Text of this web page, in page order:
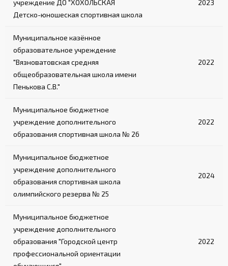
учреждение ДО "ХОХОЛЬСКАЯ
Детско-юношеская спортивная школа
2023
Муниципальное казённое
образовательное учреждение
"Вязноватовская средняя
общеобразовательная школа имени
Пенькова С.В."
2022
Муниципальное бюджетное
учреждение дополнительного
образования спортивная школа № 26
2022
Муниципальное бюджетное
учреждение дополнительного
образования спортивная школа
олимпийского резерва № 25
2024
Муниципальное бюджетное
учреждение дополнительного
образования "Городской центр
профессиональной ориентации
2022